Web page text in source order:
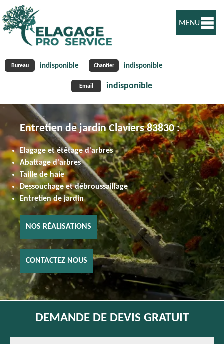
Bureau indisponible Chantier indisponible
Email indisponible
MENU
Entretien de jardin Claviers 83830 :
Elagage et étêtage d'arbres
Abattage d'arbres
Taille de haie
Dessouchage et débroussaillage
Entretien de jardin
NOS RÉALISATIONS
CONTACTEZ NOUS
DEMANDE DE DEVIS GRATUIT